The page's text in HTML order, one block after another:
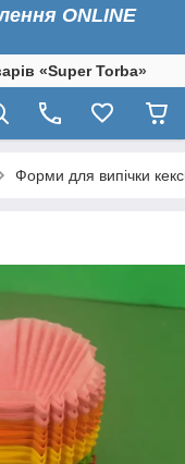
ONLINE
«Super Torba»
Форми для випічки